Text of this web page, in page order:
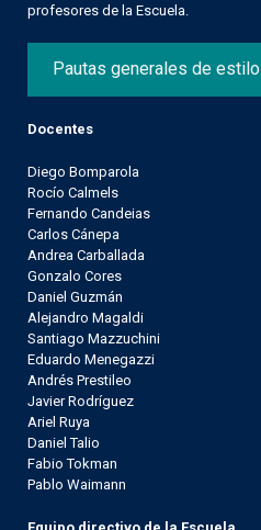
profesores de la Escuela.
Pautas generales de estilo
Docentes
Diego Bomparola
Rocío Calmels
Fernando Candeias
Carlos Cánepa
Andrea Carballada
Gonzalo Cores
Daniel Guzmán
Alejandro Magaldi
Santiago Mazzuchini
Eduardo Menegazzi
Andrés Prestileo
Javier Rodríguez
Ariel Ruya
Daniel Talio
Fabio Tokman
Pablo Waimann